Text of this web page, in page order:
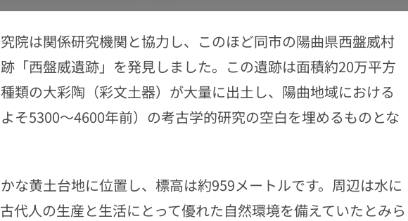
院は関係研究機関と協力し、このほど同市の陽曲県西盤威村
「西盤威遺跡」を発見しました。この遺跡は面積約20万平方
類の大彩陶（彩文土器）が大量に出土し、陽曲地域における
そ5300～4600年前）の考古学的研究の空白を埋めるものとな
な黄土台地に位置し、標高は約959メートルです。周辺は水に
代人の生産と生活にとって優れた自然環境を備えていたとみら